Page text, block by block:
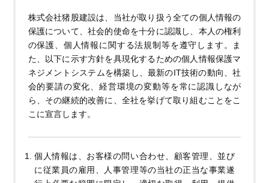
株式会社猪股建設は、当社が取り扱う全ての個人情報の
保護について、社会的使命を十分に認識し、本人の権利
の保護、個人情報に関する法規制等を遵守します。ま
た、以下に示す方針を具現化するための個人情報保護マ
ネジメントシステムを構築し、最新のIT技術の動向、社
会的要請の変化、経営環境の変動等を常に認識しなが
ら、その継続的改善に、全社を挙げて取り組むことをこ
こに宣言します。
個人情報は、お客様の問い合わせ、顧客管理、並び
に従業員の雇用、人事管理等の当社の正当な事業遂